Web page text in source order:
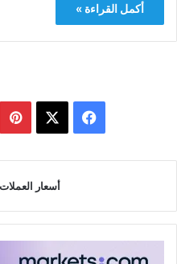
أكمل القراءة »
فيسبوك
أسعار